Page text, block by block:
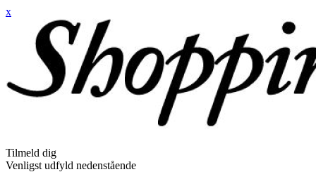
x
Tilmeld dig
Venligst udfyld nedenstående